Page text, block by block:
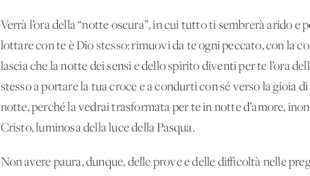
Verrà l’ora della “notte oscura”, in cui tutto ti sembrerà arido e
lottare con te è Dio stesso: rimuovi da te ogni peccato, con la
lascia che la notte dei sensi e dello spirito diventi per te l’ora
stesso a portare la tua croce e a condurti con sé verso la gioia
notte, perché la vedrai trasformata per te in notte d’amore,
Cristo, luminosa della luce della Pasqua.
Non avere paura, dunque, delle prove e delle difficoltà nelle